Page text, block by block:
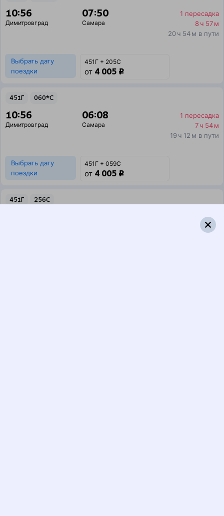
10:56
Димитровград
07:50
Самара
1 пересадка
8 ч 57 м
20 ч 54 м в пути
Выбрать дату
поездки
451Г + 205С
от 4 005 ₽
451Г 060*С
10:56
Димитровград
06:08
Самара
1 пересадка
7 ч 54 м
19 ч 12 м в пути
Выбрать дату
поездки
451Г + 059С
от 4 005 ₽
451Г 256С
1 пересадка
1 ч 30 м